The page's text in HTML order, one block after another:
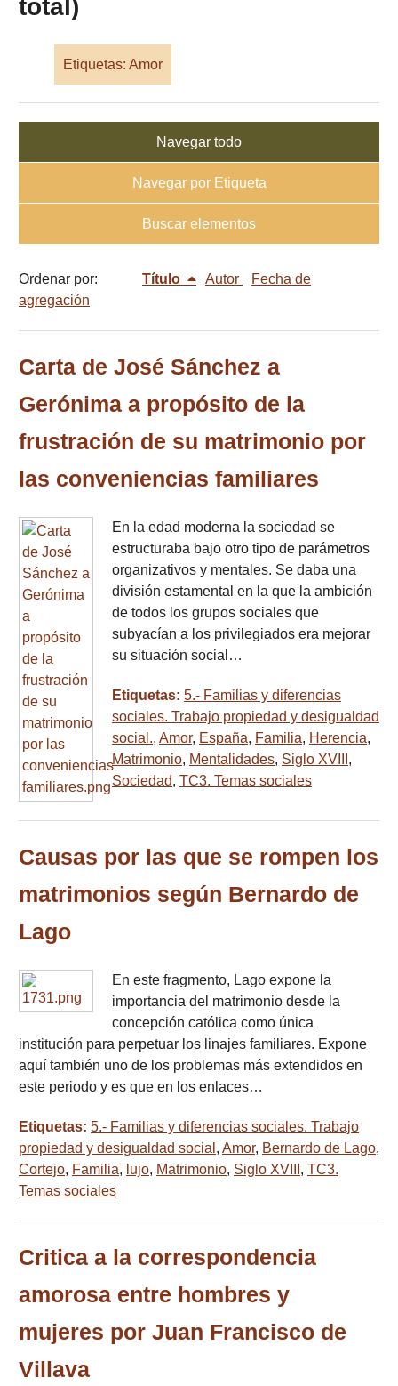
total)
Etiquetas: Amor
Navegar todo
Navegar por Etiqueta
Buscar elementos
Ordenar por: Título Autor
Fecha de
agregación
Carta de José Sánchez a
Gerónima a propósito de la
frustración de su matrimonio por
las conveniencias familiares
En la edad moderna la sociedad se
estructuraba bajo otro tipo de parámetros
organizativos y mentales. Se daba una
división estamental en la que la ambición
de todos los grupos sociales que
subyacían a los privilegiados era mejorar
su situación social…
Etiquetas: 5.- Familias y diferencias
sociales. Trabajo propiedad y desigualdad
social., Amor, España, Familia, Herencia,
Matrimonio, Mentalidades, Siglo XVIII ,
Sociedad, TC3. Temas sociales
Causas por las que se rompen los
matrimonios según Bernardo de
Lago
En este fragmento, Lago expone la
importancia del matrimonio desde la
concepción católica como única
institución para perpetuar los linajes familiares. Expone
aquí también uno de los problemas más extendidos en
este periodo y es que en los enlaces…
Etiquetas: 5.- Familias y diferencias sociales. Trabajo
propiedad y desigualdad social , Amor, Bernardo de Lago,
Cortejo, Familia, lujo, Matrimonio, Siglo XVIII , TC3.
Temas sociales
Critica a la correspondencia
amorosa entre hombres y
mujeres por Juan Francisco de
Villava